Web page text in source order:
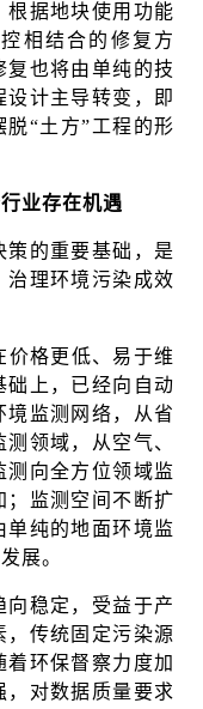
根据地块使用功能
相结合的修复方
也将由单纯的技
计主导转变，即
脱“土方”工程的形
业存在机遇
的重要基础，是
治理环境污染成效
价格更低、易于维
础上，已经向自动
监测网络，从省
领域，从空气、
测向全方位领域监
；监测空间不断扩
单纯的地面环境监
展。
稳定，受益于产
，传统固定污染源
环保督察力度加
对数据质量要求